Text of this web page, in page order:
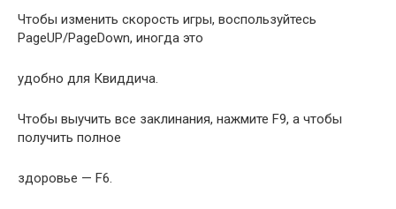
Чтобы изменить скорость игры, воспользуйтесь
PageUP/PageDown, иногда это
удобно для Квиддича.
Чтобы выучить все заклинания, нажмите F9, а чтобы
получить полное
здоровье — F6.